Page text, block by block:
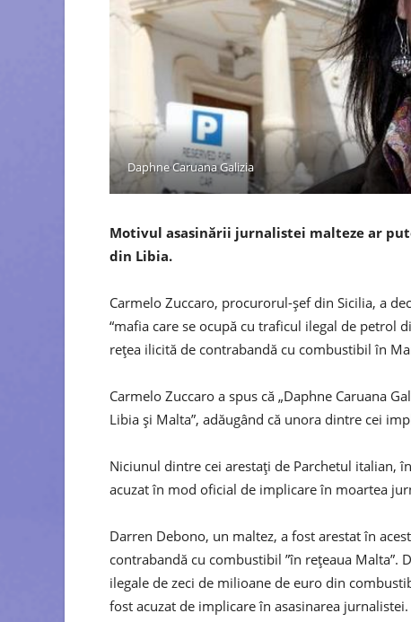
Daphne Caruana Galizia
Motivul asasinării jurnalistei malteze ar
din Libia.
Carmelo Zuccaro, procurorul-șef din Sicilia, a
“mafia care se ocupă cu traficul ilegal de petrol
rețea ilicită de contrabandă cu combustibil în
Carmelo Zuccaro a spus că „Daphne Caruana
Libia și Malta”, adăugând că unora dintre cei
Niciunul dintre cei arestați de Parchetul italian,
acuzat în mod oficial de implicare în moartea
Darren Debono, un maltez, a fost arestat în
contrabandă cu combustibil ”în rețeaua
ilegale de zeci de milioane de euro din
fost acuzat de implicare în asasinarea jurnalistei.